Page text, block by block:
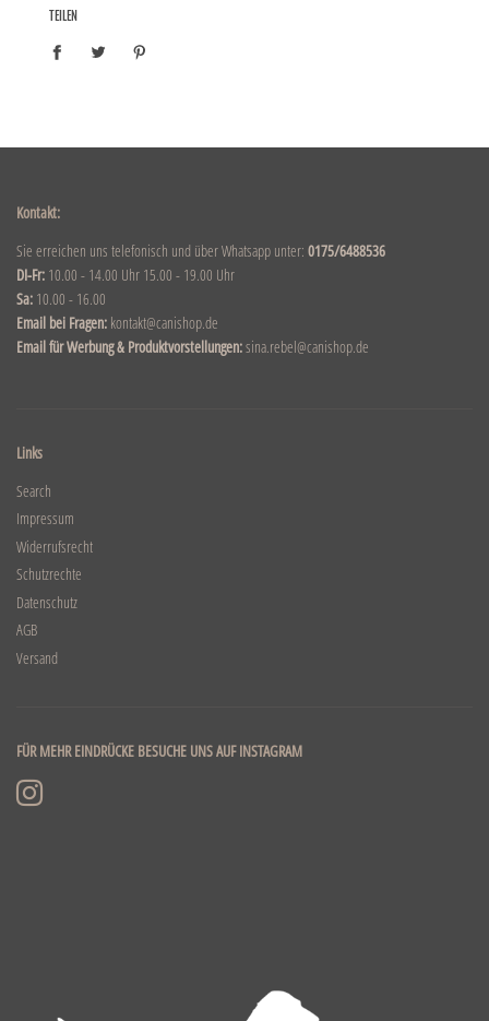
TEILEN
Kontakt:
Sie erreichen uns telefonisch und über Whatsapp unter: 0175/6488536
DI-Fr: 10.00 - 14.00 Uhr 15.00 - 19.00 Uhr
Sa: 10.00 - 16.00
Email bei Fragen: kontakt@canishop.de
Email für Werbung & Produktvorstellungen:sina.rebel@canishop.de
Links
Search
Impressum
Widerrufsrecht
Schutzrechte
Datenschutz
AGB
Versand
FÜR MEHR EINDRÜCKE BESUCHE UNS AUF INSTAGRAM